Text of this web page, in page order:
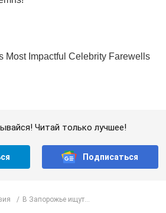
Читай только лучшее!
Подписаться
В Запорожье ищут...